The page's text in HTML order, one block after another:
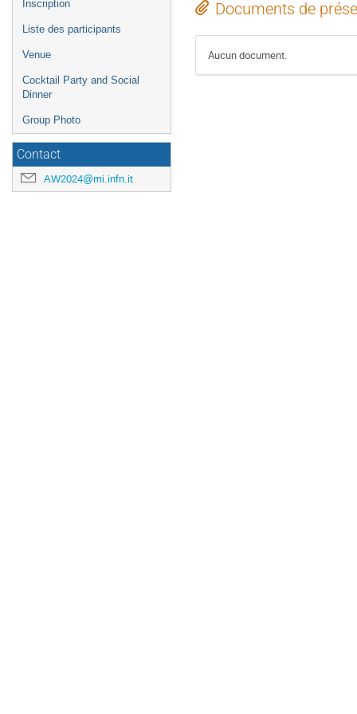
Inscription
Liste des participants
Venue
Cocktail Party and Social
Dinner
Group Photo
Contact
AW2024@mi.infn.it
Documents de
Aucun document.